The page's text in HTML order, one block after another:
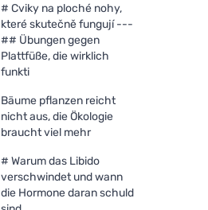
# Cviky na ploché nohy,
které skutečně fungují ---
## Übungen gegen
Plattfüße, die wirklich
funkti
Bäume pflanzen reicht
nicht aus, die Ökologie
braucht viel mehr
# Warum das Libido
verschwindet und wann
die Hormone daran schuld